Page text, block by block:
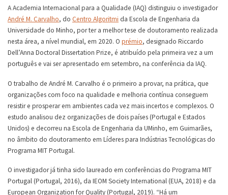
A Academia Internacional para a Qualidade (IAQ) distinguiu o investigador
André M. Carvalho, do Centro Algoritmi da Escola de Engenharia da
Universidade do Minho, por ter a melhor tese de doutoramento realizada
nesta área, a nível mundial, em 2020. O prémio, designado Riccardo
Dell’Anna Doctoral Dissertation Prize, é atribuído pela primeira vez a um
português e vai ser apresentado em setembro, na conferência da IAQ.
O trabalho de André M. Carvalho é o primeiro a provar, na prática, que
organizações com foco na qualidade e melhoria contínua conseguem
resistir e prosperar em ambientes cada vez mais incertos e complexos. O
estudo analisou dez organizações de dois países (Portugal e Estados
Unidos) e decorreu na Escola de Engenharia da UMinho, em Guimarães,
no âmbito do doutoramento em Líderes para Indústrias Tecnológicas do
Programa MIT Portugal.
O investigador já tinha sido laureado em conferências do Programa MIT
Portugal (Portugal, 2016), da IEOM Society International (EUA, 2018) e da
European Organization for Quality (Portugal, 2019). “Há um